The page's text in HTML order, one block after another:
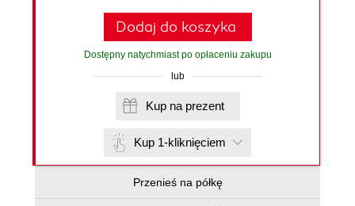
Dodaj do koszyka
Dostępny natychmiast po opłaceniu zakupu
lub
Kup na prezent
Kup 1-kliknięciem
Przenieś na półkę